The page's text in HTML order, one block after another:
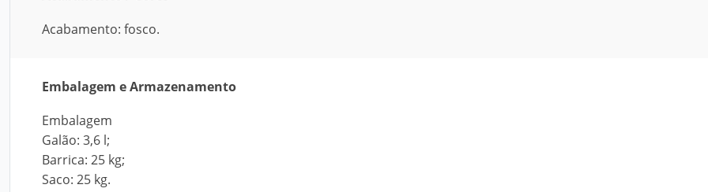
Acabamento: fosco.
Embalagem e Armazenamento
Embalagem
Galão: 3,6 l;
Barrica: 25 kg;
Saco: 25 kg.